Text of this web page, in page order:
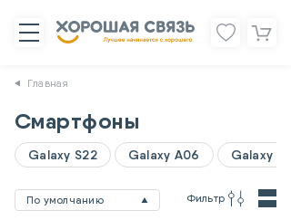
Главная
Смартфоны
Galaxy S22 Galaxy A06 Galaxy
По умолчанию Фильтр